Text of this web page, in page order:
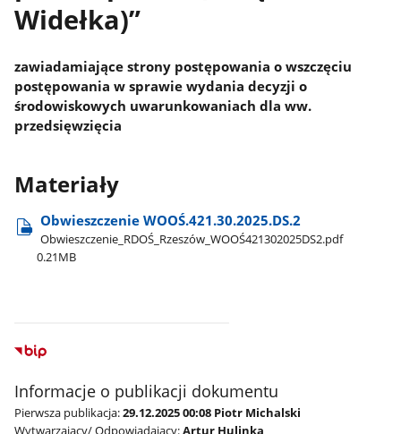
Widełka)”
zawiadamiające strony postępowania o wszczęciu
postępowania w sprawie wydania decyzji o
środowiskowych uwarunkowaniach dla ww.
przedsięwzięcia
Materiały
Obwieszczenie WOOŚ.421.30.2025.DS.2
Obwieszczenie​_RDOŚ​_Rzeszów​_WOOŚ421302025DS2.pdf
0.21MB
Informacje o publikacji dokumentu
Pierwsza publikacja:29.12.2025 00:08 Piotr Michalski
Wytwarzający/ Odpowiadający:Artur Hulinka